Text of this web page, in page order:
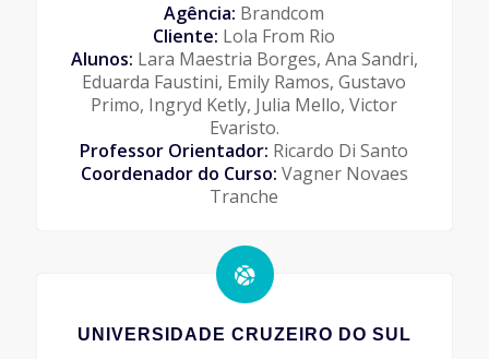
Agência: Brandcom
Cliente: Lola From Rio
Alunos: Lara Maestria Borges, Ana Sandri,
Eduarda Faustini, Emily Ramos, Gustavo
Primo, Ingryd Ketly, Julia Mello, Victor
Evaristo.
Professor Orientador: Ricardo Di Santo
Coordenador do Curso: Vagner Novaes
Tranche
UNIVERSIDADE CRUZEIRO DO SUL